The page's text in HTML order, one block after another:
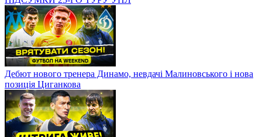
Дебют нового тренера Динамо, невдачі Малиновського і нова
позиція Циганкова